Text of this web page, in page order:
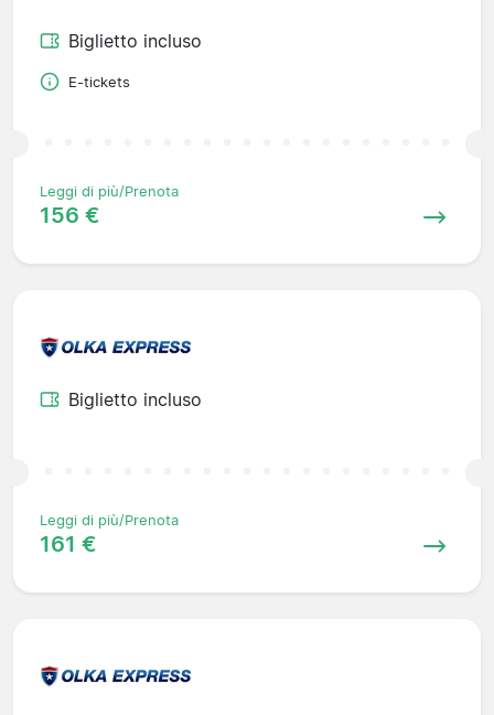
Biglietto incluso
E-tickets
Leggi di più/Prenota
156 €
Biglietto incluso
Leggi di più/Prenota
161 €